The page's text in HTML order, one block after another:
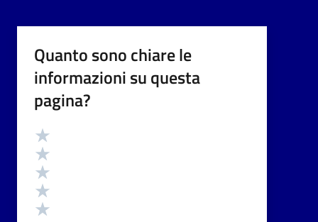
Quanto sono chiare le
informazioni su questa
pagina?
Valutazione